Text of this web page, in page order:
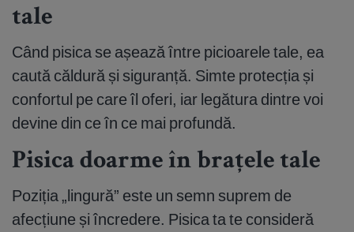
tale
Când pisica se așează între picioarele tale, ea
caută căldură și siguranță. Simte protecția și
confortul pe care îl oferi, iar legătura dintre voi
devine din ce în ce mai profundă.
Pisica doarme în brațele tale
Poziția „lingură” este un semn suprem de
afecțiune și încredere. Pisica ta te consideră